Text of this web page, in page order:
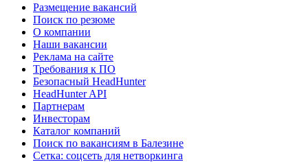
Размещение вакансий
Поиск по резюме
О компании
Наши вакансии
Реклама на сайте
Требования к ПО
Безопасный HeadHunter
HeadHunter API
Партнерам
Инвесторам
Каталог компаний
Поиск по вакансиям в Балезине
Сетка: соцсеть для нетворкинга